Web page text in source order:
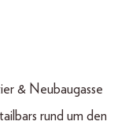
& Neubaugasse
rund um den